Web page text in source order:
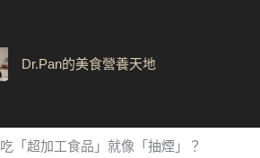
Dr.Pan的美食營養天地
吃「超加工食品」就像「抽煙」？